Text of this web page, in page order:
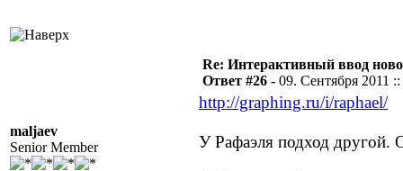
maljaev
Senior Member
Re: Интерактивный ввод
Ответ #26 - 09. Сентября 2011
http://graphing.ru/i/raphael/
У Рафаэля подход другой.